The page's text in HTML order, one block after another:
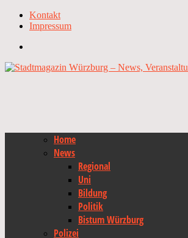
Kontakt
Impressum
Home
News
Regional
Uni
Bildung
Politik
Bistum Würzburg
Polizei